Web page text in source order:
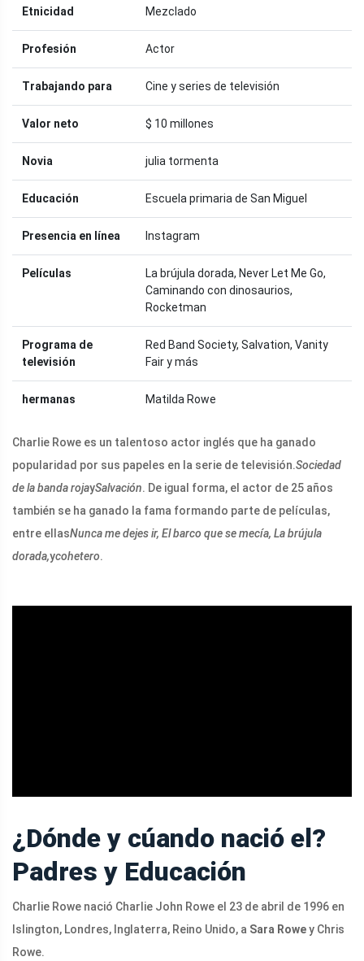
Etnicidad Mezclado
Profesión Actor
Trabajando para Cine y series de televisión
Valor neto $ 10 millones
Novia julia tormenta
Educación Escuela primaria de San Miguel
Presencia en línea Instagram
Películas
La brújula dorada, Never Let Me Go,
Caminando con dinosaurios,
Rocketman
Programa de
televisión
Red Band Society, Salvation, Vanity
Fair y más
hermanas Matilda Rowe
Charlie Rowe es un talentoso actor inglés que ha ganado
popularidad por sus papeles en la serie de televisión.Sociedad
de la banda rojaySalvación. De igual forma, el actor de 25 años
también se ha ganado la fama formando parte de películas,
entre ellasNunca me dejes ir, El barco que se mecía, La brújula
dorada,ycohetero.
¿Dónde y cúando nació el?
Padres y Educación
Charlie Rowe nació Charlie John Rowe el 23 de abril de 1996 en
Islington, Londres, Inglaterra, Reino Unido, a Sara Rowey Chris
Rowe.